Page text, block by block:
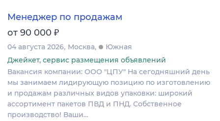
Менеджер по продажам
от 90 000 ₽
04 августа 2026 Москва
Южная
Джейкет, сервис размещения объявлений
Вакансия компании: ООО "ЦПУ" На сегодняшний день
мы занимаем лидирующую позицию по изготовлению
и продажам различных видов упаковки: широкий
ассортимент пакетов ПВД и ПНД. Собственное
производство! Ваши…